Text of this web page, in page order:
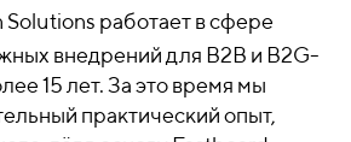
работает в сфере
внедрений для B2B и B2G-
15 лет. За это время мы
практический опыт,